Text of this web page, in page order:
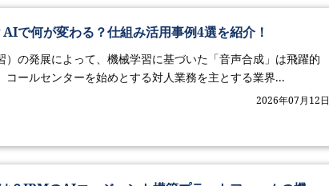
で何が変わる？仕組み活用事例4選を紹介！
の発展によって、機械学習に基づいた「音声合成」は飛躍的
コールセンターを始めとする対人業務を主とする業界...
2026年07月12日